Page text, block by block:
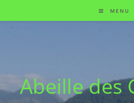
MENU
Abeille des